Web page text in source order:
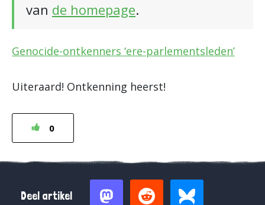
van de homepage.
Genocide-ontkenners ‘ere-parlementsleden’
Uiteraard! Ontkenning heerst!
0
Deel artikel